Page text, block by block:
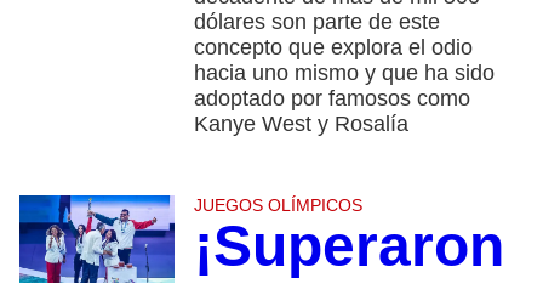
dólares son parte de este
concepto que explora el odio
hacia uno mismo y que ha sido
adoptado por famosos como
Kanye West y Rosalía
JUEGOS OLÍMPICOS
¡Superaron